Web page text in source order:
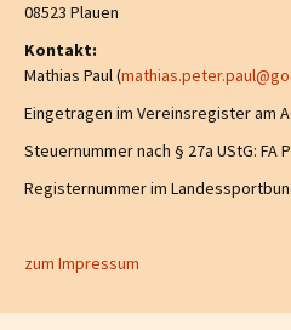
08523 Plauen
Kontakt:
Mathias Paul (
Eingetragen im Vereinsregister am
Steuernummer nach § 27a UStG: FA
Registernummer im
zum Impressum